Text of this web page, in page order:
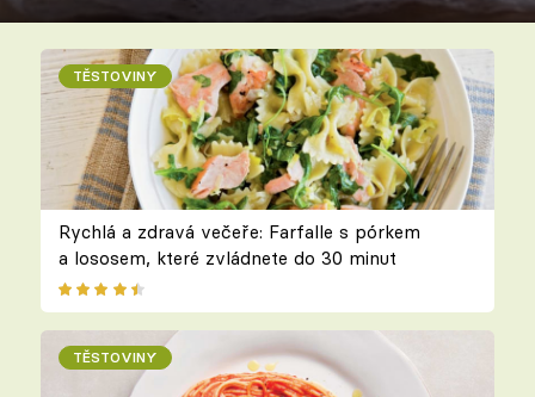
TĚSTOVINY
Rychlá a zdravá večeře: Farfalle s pórkem
a lososem, které zvládnete do 30 minut
TĚSTOVINY